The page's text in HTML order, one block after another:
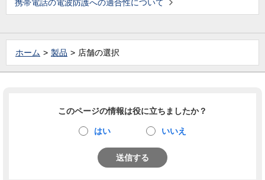
携帯電話の電波防護への適合性について
ホーム 製品 店舗の選択
このページの情報は役に立ちましたか？
はい いいえ
送信する